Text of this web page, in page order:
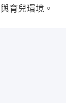
育兒環境。